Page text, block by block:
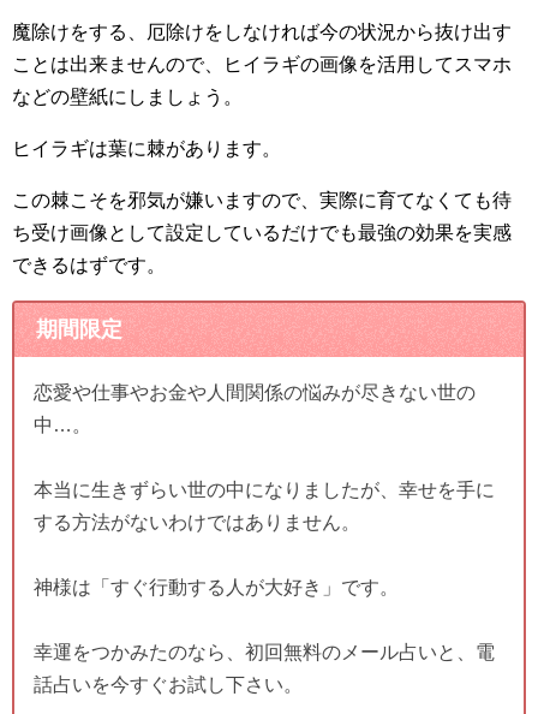
魔除けをする、厄除けをしなければ今の状況から抜け出す
ことは出来ませんので、ヒイラギの画像を活用してスマホ
などの壁紙にしましょう。
ヒイラギは葉に棘があります。
この棘こそを邪気が嫌いますので、実際に育てなくても待
ち受け画像として設定しているだけでも最強の効果を実感
できるはずです。
期間限定
恋愛や仕事やお金や人間関係の悩みが尽きない世の
中…。
本当に生きずらい世の中になりましたが、幸せを手に
する方法がないわけではありません。
神様は「すぐ行動する人が大好き」です。
幸運をつかみたのなら、初回無料のメール占いと、電
話占いを今すぐお試し下さい。